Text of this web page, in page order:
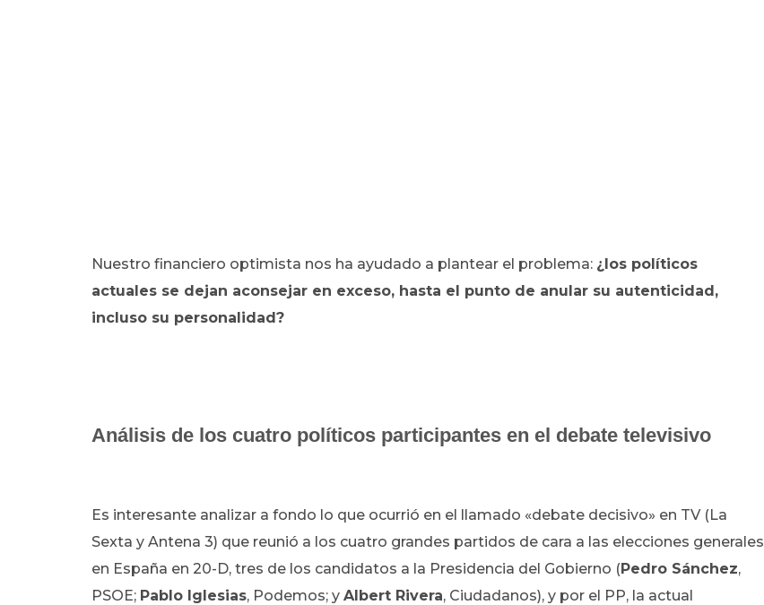
Nuestro financiero optimista nos ha ayudado a plantear el problema: ¿los políticos
actuales se dejan aconsejar en exceso, hasta el punto de anular su autenticidad,
incluso su personalidad?
Análisis de los cuatro políticos participantes en el debate televisivo
Es interesante analizar a fondo lo que ocurrió en el llamado «debate decisivo» en TV (La
Sexta y Antena 3) que reunió a los cuatro grandes partidos de cara a las elecciones generales
en España en 20-D, tres de los candidatos a la Presidencia del Gobierno (Pedro Sánchez,
PSOE; Pablo Iglesias, Podemos; y Albert Rivera, Ciudadanos), y por el PP, la actual